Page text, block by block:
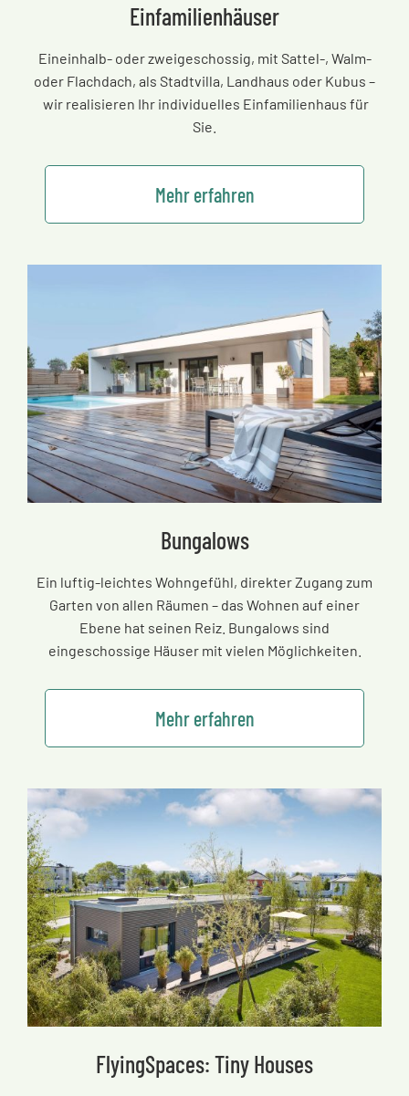
Einfamilienhäuser
Eineinhalb- oder zweigeschossig, mit Sattel-, Walm-
oder Flachdach, als Stadtvilla, Landhaus oder Kubus –
wir realisieren Ihr individuelles Einfamilienhaus für
Sie.
Mehr erfahren
Bungalows
Ein luftig-leichtes Wohngefühl, direkter Zugang zum
Garten von allen Räumen – das Wohnen auf einer
Ebene hat seinen Reiz. Bungalows sind
eingeschossige Häuser mit vielen Möglichkeiten.
Mehr erfahren
FlyingSpaces: Tiny Houses